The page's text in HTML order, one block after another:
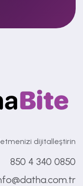
dijitalleştirin
0850 340 4 850